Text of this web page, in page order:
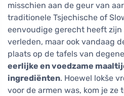
misschien aan de geur van
traditionele Tsjechische of
eenvoudige gerecht heeft
verleden, maar ook vandaag
plaats op de tafels van
eerlijke en voedzame
ingrediënten. Hoewel lokše
voor de armen was, kom je